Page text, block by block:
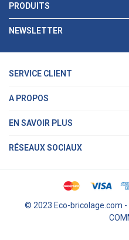
PRODUITS
NEWSLETTER
SERVICE CLIENT
A PROPOS
EN SAVOIR PLUS
RÉSEAUX SOCIAUX
© 2023 Eco-bricolage.com